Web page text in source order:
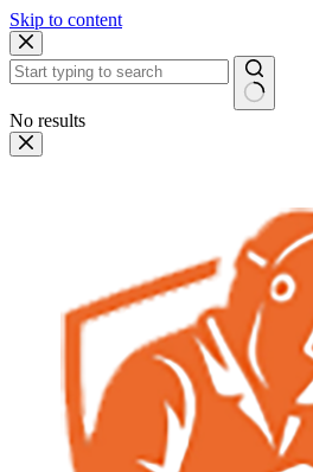
Skip to content
No results